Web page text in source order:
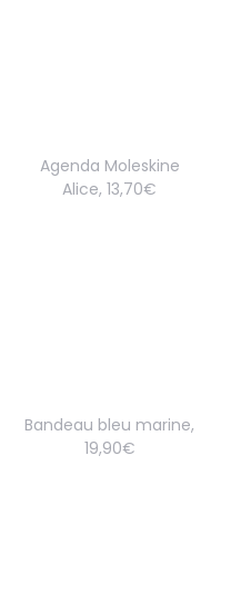
Agenda Moleskine
Alice, 13,70€
Bandeau bleu marine,
19,90€